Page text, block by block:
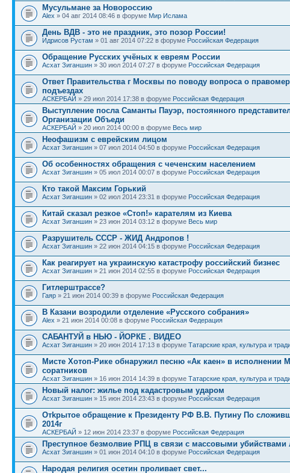
Мусульмане за Новороссию
Alex » 04 авг 2014 08:46 в форуме Мир Ислама
День ВДВ - это не праздник, это позор России!
Идрисов Рустам » 01 авг 2014 07:22 в форуме Российская Федерация
Обращение Русских учёных к евреям России
Асхат Зиганшин » 30 июл 2014 07:27 в форуме Российская Федерация
Ответ Правительства г Москвы по поводу вопроса о
подъездах
АСКЕРБАЙ » 29 июл 2014 17:38 в форуме Российская Федерация
Выступление посла Саманты Пауэр, постоянного
Организации Объеди
АСКЕРБАЙ » 20 июл 2014 00:00 в форуме Весь мир
Неофашизм с еврейским лицом
Асхат Зиганшин » 07 июл 2014 04:50 в форуме Российская Федерация
Об особенностях обращения с чеченским населением
Асхат Зиганшин » 05 июл 2014 00:07 в форуме Российская Федерация
Кто такой Максим Горький
Асхат Зиганшин » 02 июл 2014 23:31 в форуме Российская Федерация
Китай сказал резкое «Стоп!» карателям из Киева
Асхат Зиганшин » 23 июн 2014 03:12 в форуме Весь мир
Разрушитель СССР - ЖИД Андропов !
Асхат Зиганшин » 22 июн 2014 04:15 в форуме Российская Федерация
Как реагирует на украинскую катастрофу российский бизнес
Асхат Зиганшин » 21 июн 2014 02:55 в форуме Российская Федерация
Гитлерштрассе?
Гаяр » 21 июн 2014 00:39 в форуме Российская Федерация
В Казани возродили отделение «Русского собрания»
Alex » 21 июн 2014 00:08 в форуме Российская Федерация
САБАНТУЙ в НЬЮ - ЙОРКЕ . ВИДЕО
Асхат Зиганшин » 20 июн 2014 17:13 в форуме Татарские края, культура и
Мисте Хотоп-Рике обнаружил песню «Ак каен» в
соратников
Асхат Зиганшин » 16 июн 2014 14:39 в форуме Татарские края, культура и
Новый налог: жилье под кадастровым ударом
Асхат Зиганшин » 15 июн 2014 23:43 в форуме Российская Федерация
Отkрытое обращение к Президенту РФ В.В. Путину По
2014г
АСКЕРБАЙ » 12 июн 2014 23:37 в форуме Российская Федерация
Преступное безмолвие РПЦ в связи с массовыми убийствами
Асхат Зиганшин » 01 июн 2014 04:10 в форуме Российская Федерация
Народая религия осетин проливает свет...